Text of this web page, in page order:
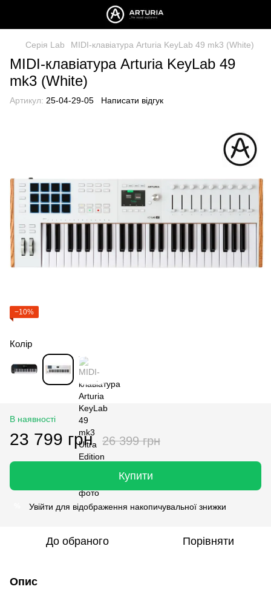
Серія Lab MIDI-клавіатура Arturia KeyLab 49 mk3 (White)
MIDI-клавіатура Arturia KeyLab 49
mk3 (White)
Артикул: 25-04-29-05 Написати відгук
−10%
Колір
В наявності
23 799 грн 26 399 грн
Купити
Увійти для відображення накопичувальної знижки
До обраного Порівняти
Опис